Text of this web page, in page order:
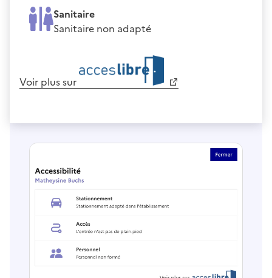
Sanitaire
Sanitaire non adapté
Voir plus sur